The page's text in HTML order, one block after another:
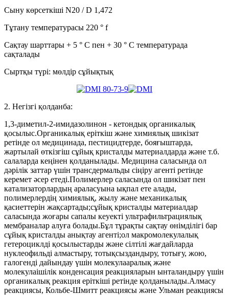
Сыну көрсеткіші N20 / D 1,472
Тұтану температурасы 220 ° f
Сақтау шарттары + 5 ° C пен + 30 ° C температурада
сақталады
Сыртқы түрі: мөлдір сұйықтық
2. Негізгі қолданба:
1,3-диметил-2-имидазолинон - кетондық органикалық
қосылыс.Органикалық еріткіш және химиялық шикізат
ретінде ол медицинада, пестицидтерде, бояғыштарда,
жартылай өткізгіш сұйық кристалды материалдарда және т.б.
салаларда кеңінен қолданылады. Медицина саласында ол
дәрілік заттар үшін трансдермальды сіңіру агенті ретінде
керемет әсер етеді.Полимерлер саласында ол шикізат пен
катализаторлардың араласуына ықпал ете алады,
полимерлердің химиялық, жылу және механикалық
қасиеттерін жақсартады;сұйық кристалды материалдар
саласында жоғары сапалы кеуекті ультрафильтрациялық
мембраналар алуға болады.Бұл тұрақты сақтау өнімділігі бар
сұйық кристалды анықтау агенті;ол макромолекулалық
гетероциклді қосылыстарды және сілтілі жағдайларда
нуклеофильді алмастыру, тотықсыздандыру, тотығу, жою,
галогенді дайындау үшін молекулааралық және
молекулаішілік конденсация реакцияларын ынталандыру үшін
органикалық реакция еріткіші ретінде қолданылады.Алмасу
реакциясы, Кольбе-Шмитт реакциясы және Ульман реакциясы